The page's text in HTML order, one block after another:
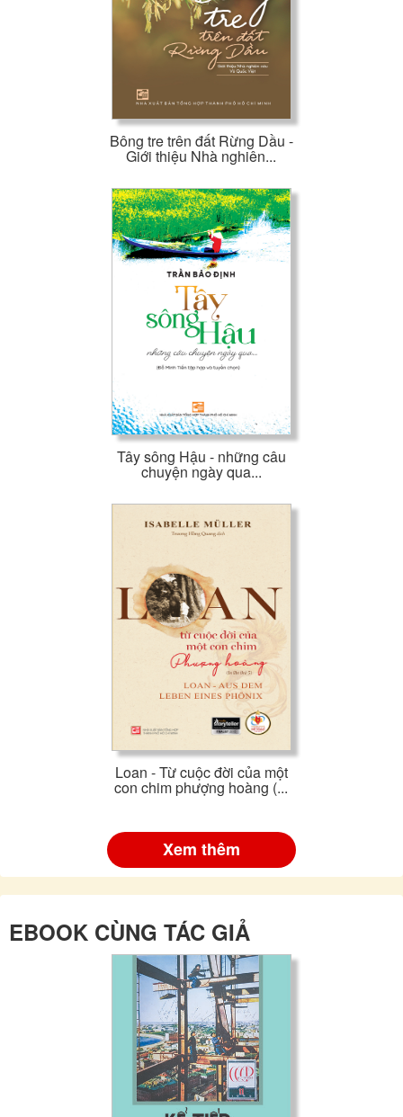
Bông tre trên đất Rừng Dầu -
Giới thiệu Nhà nghiên...
Tây sông Hậu - những câu
chuyện ngày qua...
Loan - Từ cuộc đời của một
con chim phượng hoàng (...
Xem thêm
EBOOK CÙNG TÁC GIẢ